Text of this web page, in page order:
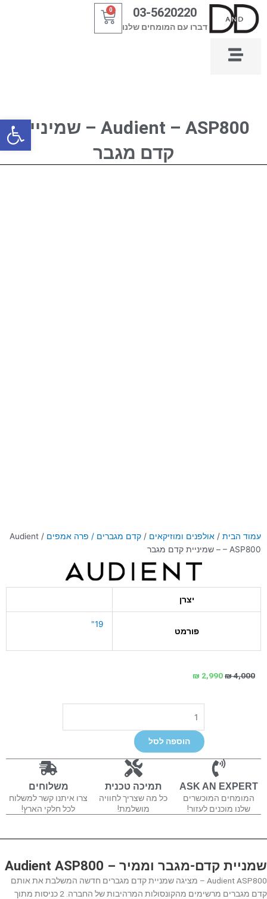
דילוג
לתוכן
03-5620220
דברו עם המומחים שלנו
0
עגלת
קניות
Audient – ASP800 – שמיניית
קדם מגבר
עמוד הבית / אולפנים ומוזיקאים / קדם מגברים / פרה אמפים
/ Audient
– ASP800 – שמיניית קדם מגבר
יצרן
פורמט
19"
₪4,000
המחיר ₪ 2,990
הוא:כמות
של
Audient
-
ASP800
שמיניית
קדם
מגבר
הוספה לסל
ASK AN EXPERT
המומחים המוכשרים
שלנו מוכנים לעזור!
תמיכה טכנית
כל מה שצריך לחוויה
מושלמת!
משלוחים
צרו איתנו קשר למשלוח
לכל חלקי הארץ!
שמניית קדם-מגבר וממיר – Audient ASP800
Audient ASP800 – מציגה שמניית קדם מגברים חדשה המשלבת את אותם
קדם מגברים מרשימים מהקונסולות המרהיבות של החברה. 2 כניסות מתוך
פתח